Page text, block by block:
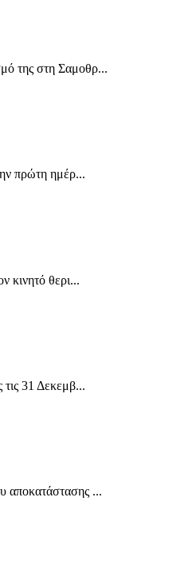
της στη Σαμοθρ...
πρώτη ημέρ...
κινητό θερι...
31 Δεκεμβ...
αποκατάστασης ...